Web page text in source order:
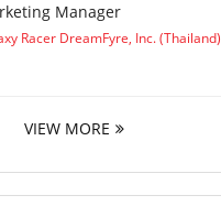
Manager
Racer DreamFyre, Inc. (Thailand)
VIEW MORE